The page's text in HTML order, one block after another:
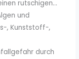
rutschigen...
und
, Kunststoff-,
durch